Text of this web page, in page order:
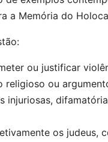
a Memória do
ou justificar
religioso ou
injuriosas,
os judeus,